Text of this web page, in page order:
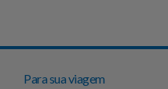
Para sua viagem